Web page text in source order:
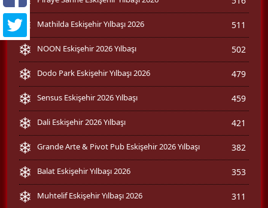
Mathilda Eskişehir Yılbaşı 2026 511
NOON Eskişehir 2026 Yılbaşı 502
Dodo Park Eskişehir Yılbaşı 2026 479
Sensus Eskişehir 2026 Yılbaşı 459
Dali Eskişehir 2026 Yılbaşı 421
Grande Arte & Pivot Pub Eskişehir 2026 Yılbaşı 382
Balat Eskişehir Yılbaşı 2026 353
Muhtelif Eskişehir Yılbaşı 2026 311